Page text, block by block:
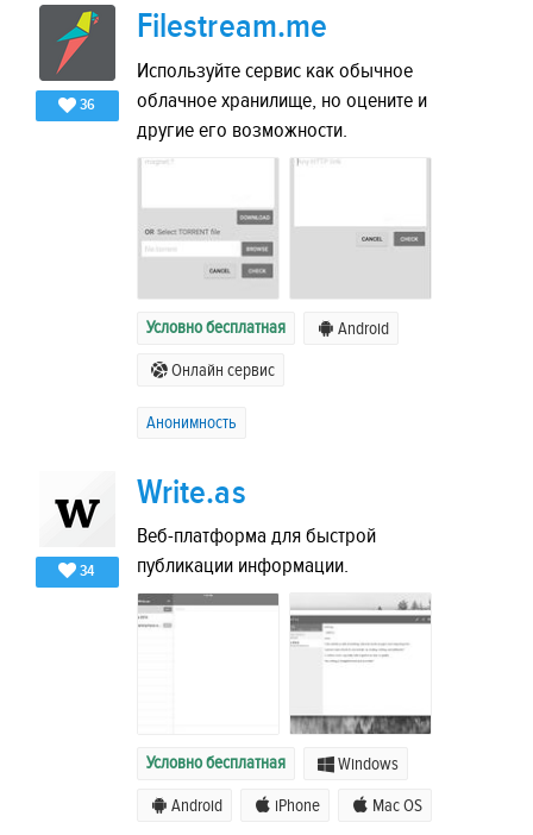
36
Filestream.me
Используйте сервис как обычное
облачное хранилище, но оцените и
другие его возможности.
Условно бесплатная Android
Онлайн сервис
Анонимность
34
Write.as
Веб-платформа для быстрой
публикации информации.
Условно бесплатная Windows
Android iPhone Mac OS